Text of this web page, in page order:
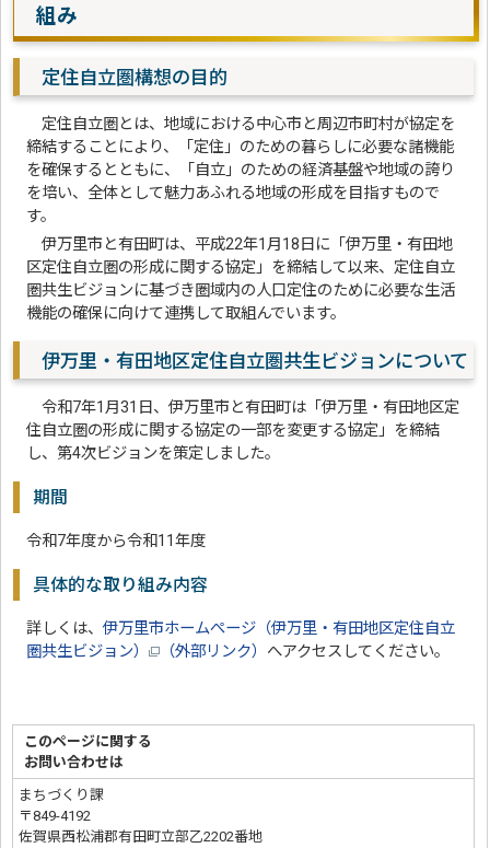
組み
定住自立圏構想の目的
定住自立圏とは、地域における中心市と周辺市町村が協定を
締結することにより、「定住」のための暮らしに必要な諸機能
を確保するとともに、「自立」のための経済基盤や地域の誇り
を培い、全体として魅力あふれる地域の形成を目指すもので
す。
伊万里市と有田町は、平成22年1月18日に「伊万里・有田地
区定住自立圏の形成に関する協定」を締結して以来、定住自立
圏共生ビジョンに基づき圏域内の人口定住のために必要な生活
機能の確保に向けて連携して取組んでいます。
伊万里・有田地区定住自立圏共生ビジョンについて
令和7年1月31日、伊万里市と有田町は「伊万里・有田地区定
住自立圏の形成に関する協定の一部を変更する協定」を締結
し、第4次ビジョンを策定しました。
期間
令和7年度から令和11年度
具体的な取り組み内容
詳しくは、伊万里市ホームぺージ（伊万里・有田地区定住自立
圏共生ビジョン）
（外部リンク） へアクセスしてください。
このページに関する
お問い合わせは
まちづくり課
〒849-4192
佐賀県西松浦郡有田町立部乙2202番地